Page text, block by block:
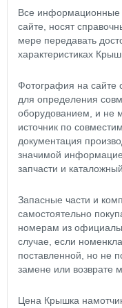
Все информационные
сайте, носят
мере передавать
характеристиках
Фотография на сайте
для определения
оборудованием, и не
источник по
документация
значимой
запчасти и
Запасные части и
самостоятельно
номерам из
случае, если
поставленной, но не
замене или возврате
Цена Крышка